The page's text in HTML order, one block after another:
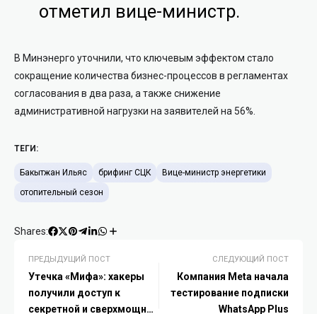
отметил вице-министр.
В Минэнерго уточнили, что ключевым эффектом стало
сокращение количества бизнес-процессов в регламентах
согласования в два раза, а также снижение
административной нагрузки на заявителей на 56%.
ТЕГИ:
Бакытжан Ильяс брифинг СЦК
Вице-министр энергетики
отопительный сезон
Shares:
ПРЕДЫДУЩИЙ ПОСТ
Утечка «Мифа»: хакеры
получили доступ к
секретной и сверхмощной
СЛЕДУЮЩИЙ ПОСТ
Компания Meta начала
тестирование подписки
WhatsApp Plus